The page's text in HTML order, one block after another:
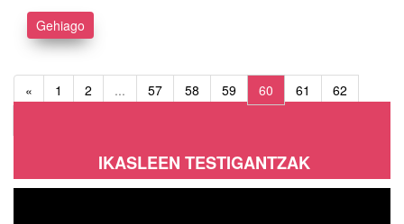
Gehiago
« 1 2 ... 57 58 59 60 61
62
IKASLEEN TESTIGANTZAK